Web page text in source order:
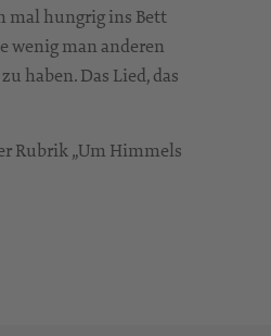
mal hungrig ins Bett
wenig man anderen
haben. Das Lied, das
Rubrik „Um Himmels